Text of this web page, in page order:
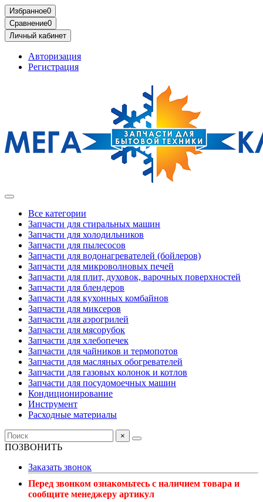
Избранное0
Сравнение0
Личный кабинет
Авторизация
Регистрация
Все категории
Запчасти для стиральных машин
Запчасти для холодильников
Запчасти для пылесосов
Запчасти для водонагревателей (бойлеров)
Запчасти для микроволновых печей
Запчасти для плит, духовок, варочных поверхностей
Запчасти для блендеров
Запчасти для кухонных комбайнов
Запчасти для миксеров
Запчасти для аэрогрилей
Запчасти для мясорубок
Запчасти для хлебопечек
Запчасти для чайников и термопотов
Запчасти для масляных обогревателей
Запчасти для газовых колонок и котлов
Запчасти для посудомоечных машин
Кондиционирование
Инструмент
Расходные материалы
×
ПОЗВОНИТЬ
Заказать звонок
Перед звонком ознакомьтесь с наличием товара и
сообщите менеджеру артикул